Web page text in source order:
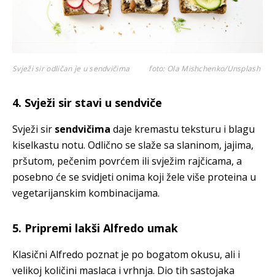
Svježi sir odličan je u sendvičima foto: Ola Mishchenko/Unsplash
4. Svježi sir stavi u sendviče
Svježi sir sendvičima daje kremastu teksturu i blagu
kiselkastu notu. Odlično se slaže sa slaninom, jajima,
pršutom, pečenim povrćem ili svježim rajčicama, a
posebno će se svidjeti onima koji žele više proteina u
vegetarijanskim kombinacijama.
5. Pripremi lakši Alfredo umak
Klasični Alfredo poznat je po bogatom okusu, ali i
velikoj količini maslaca i vrhnja. Dio tih sastojaka